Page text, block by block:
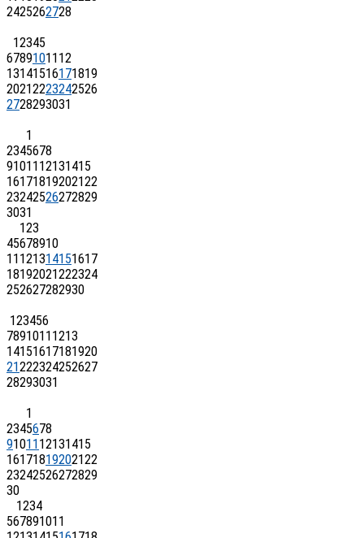
2425262728
12345
67891011 12
13141516171819
20212223242526
2728293031
1
2345678
91011 12131415
16171819202122
23242526272829
3031
123
45678910
11 121314151617
18192021222324
252627282930
123456
7891011 1213
14151617181920
21222324252627
28293031
1
2345678
91011 12131415
16171819202122
23242526272829
30
1234
567891011